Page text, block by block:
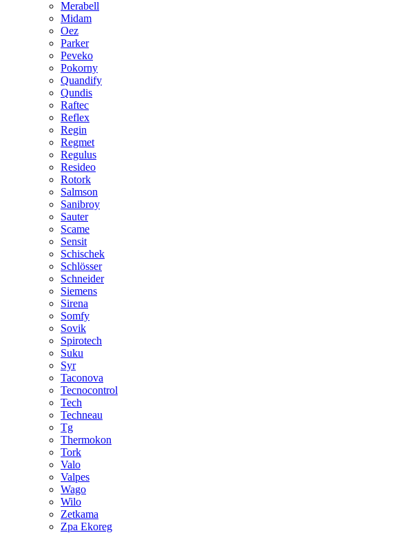
Merabell
Midam
Oez
Parker
Peveko
Pokorny
Quandify
Qundis
Raftec
Reflex
Regin
Regmet
Regulus
Resideo
Rotork
Salmson
Sanibroy
Sauter
Scame
Sensit
Schischek
Schlösser
Schneider
Siemens
Sirena
Somfy
Sovik
Spirotech
Suku
Syr
Taconova
Tecnocontrol
Tech
Techneau
Tg
Thermokon
Tork
Valo
Valpes
Wago
Wilo
Zetkama
Zpa Ekoreg